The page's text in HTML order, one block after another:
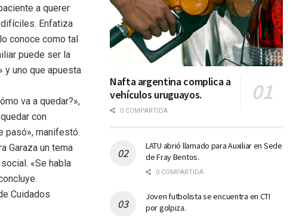
a querer
Enfatiza
conoce como tal
puede ser la
y uno que apuesta
va a quedar?»,
con
pasó», manifestó.
Garaza un tema
«Se habla
Cuidados
Nafta argentina complica a
vehículos uruguayos.
0 COMPARTIDA
LATU abrió llamado para Auxiliar en Sede
de Fray Bentos.
0 COMPARTIDA
Joven futbolista se encuentra en CTI
por golpiza.